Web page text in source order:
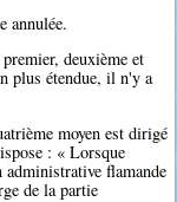
annulée.
deuxième et
plus étendue, il n'y a
moyen est dirigé
: « Lorsque
flamande
de la partie